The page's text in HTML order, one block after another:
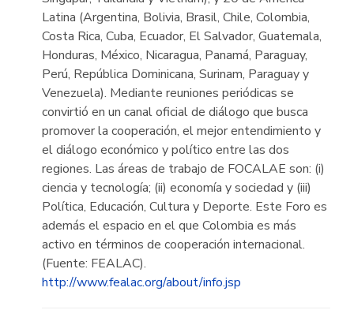
Latina (Argentina, Bolivia, Brasil, Chile, Colombia,
Costa Rica, Cuba, Ecuador, El Salvador, Guatemala,
Honduras, México, Nicaragua, Panamá, Paraguay,
Perú, República Dominicana, Surinam, Paraguay y
Venezuela). Mediante reuniones periódicas se
convirtió en un canal oficial de diálogo que busca
promover la cooperación, el mejor entendimiento y
el diálogo económico y político entre las dos
regiones. Las áreas de trabajo de FOCALAE son: (i)
ciencia y tecnología; (ii) economía y sociedad y (iii)
Política, Educación, Cultura y Deporte. Este Foro es
además el espacio en el que Colombia es más
activo en términos de cooperación internacional.
(Fuente: FEALAC).
http://www.fealac.org/about/info.jsp